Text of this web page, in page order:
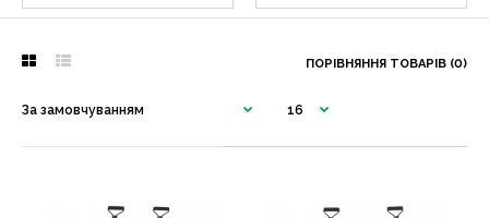
ПОРІВНЯННЯ ТОВАРІВ (0)